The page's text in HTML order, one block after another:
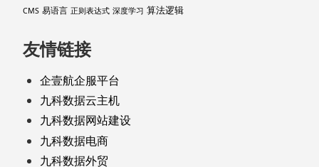
CMS 易语言 正则表达式 深度学习 算法逻辑
友情链接
企壹航企服平台
九科数据云主机
九科数据网站建设
九科数据电商
九科数据外贸